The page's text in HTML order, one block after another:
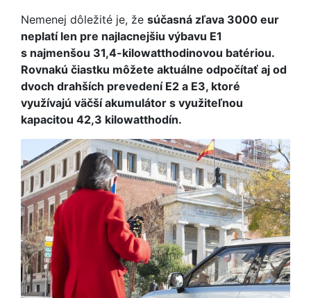
Nemenej dôležité je, že súčasná zľava 3000 eur
neplatí len pre najlacnejšiu výbavu E1
s najmenšou 31,4-kilowatthodinovou batériou.
Rovnakú čiastku môžete aktuálne odpočítať aj od
dvoch drahších prevedení E2 a E3, ktoré
využívajú väčší akumulátor s využiteľnou
kapacitou 42,3 kilowatthodín.